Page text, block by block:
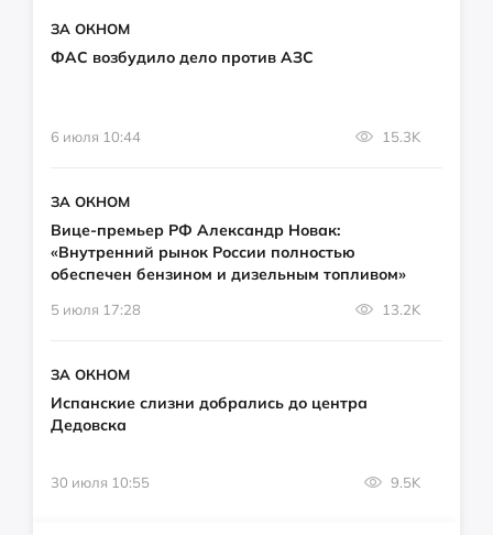
ЗА ОКНОМ
ФАС возбудило дело против АЗС
6 июля 10:44 15.3K
ЗА ОКНОМ
Вице-премьер РФ Александр Новак:
«Внутренний рынок России полностью
обеспечен бензином и дизельным топливом»
5 июля 17:28 13.2K
ЗА ОКНОМ
Испанские слизни добрались до центра
Дедовска
30 июля 10:55 9.5K